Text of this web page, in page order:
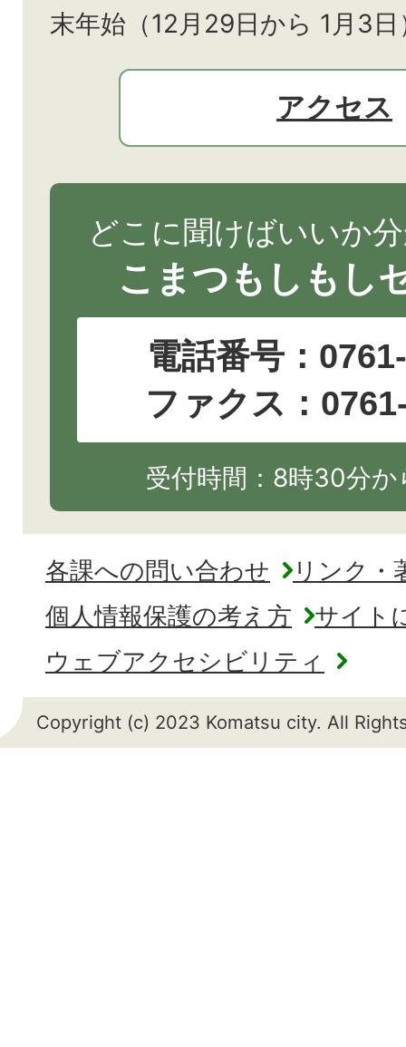
末年始（12月29日から 1月3
アクセス
どこに聞けばいいか
こまつもしもし
電話番号：
ファクス：
受付時間：8時30分
各課への問い合わせ
リンク・
個人情報保護の考え方
サイト
ウェブアクセシビリティ
Copyright (c) 2023 Komatsu city. All